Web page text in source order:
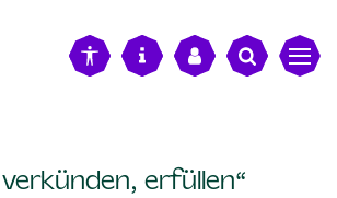
erfüllen“